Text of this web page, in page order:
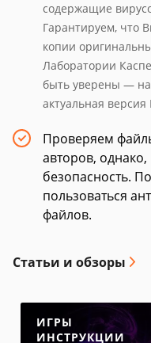
содержащие
Гарантируем, что
копии
Лаборатории
быть уверены — на
актуальная
Проверяем
авторов,
безопасность.
пользоваться
файлов.
Статьи и обзоры
ИГРЫ
ИНСТРУКЦИИ